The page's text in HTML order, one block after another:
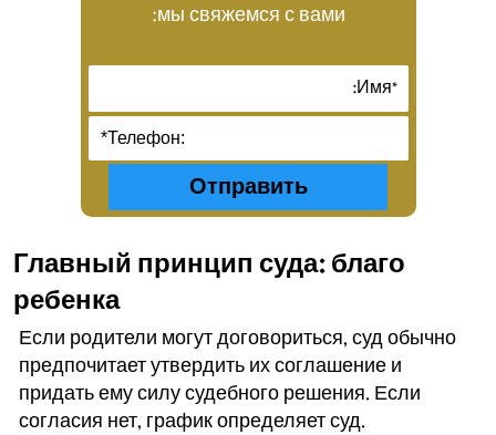
мы свяжемся с вами:
Главный принцип суда: благо
ребенка
Если родители могут договориться, суд обычно
предпочитает утвердить их соглашение и
придать ему силу судебного решения. Если
согласия нет, график определяет суд.